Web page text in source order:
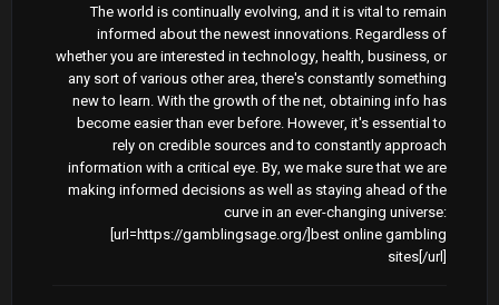
The world is continually evolving, and it is vital to remain
informed about the newest innovations. Regardless of
whether you are interested in technology, health, business, or
any sort of various other area, there's constantly something
new to learn. With the growth of the net, obtaining info has
become easier than ever before. However, it's essential to
rely on credible sources and to constantly approach
information with a critical eye. By, we make sure that we are
making informed decisions as well as staying ahead of the
curve in an ever-changing universe:
[url=https://gamblingsage.org/]best online gambling
sites[/url]